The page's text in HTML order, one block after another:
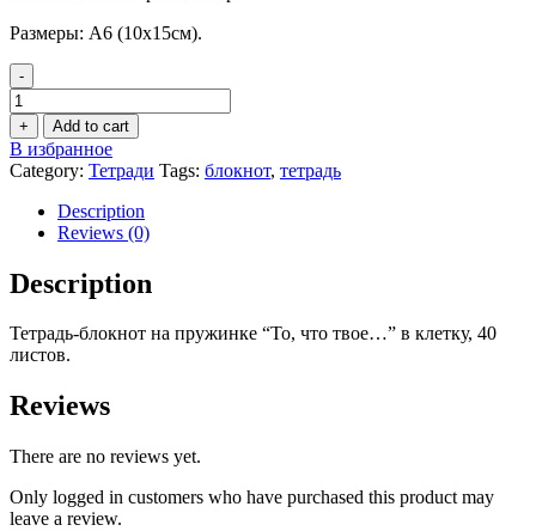
Размеры: А6 (10х15см).
-
Тетрадь
в
клетку
на
пружинке
"То,
твое...",
А6
quantity
+ Add to cart
В избранное
Category: Тетради Tags: блокнот, тетрадь
Description
Reviews (0)
Description
Тетрадь-блокнот на пружинке “То, что твое…” в клетку, 40
листов.
Reviews
There are no reviews yet.
Only logged in customers who have purchased this product may
leave a review.